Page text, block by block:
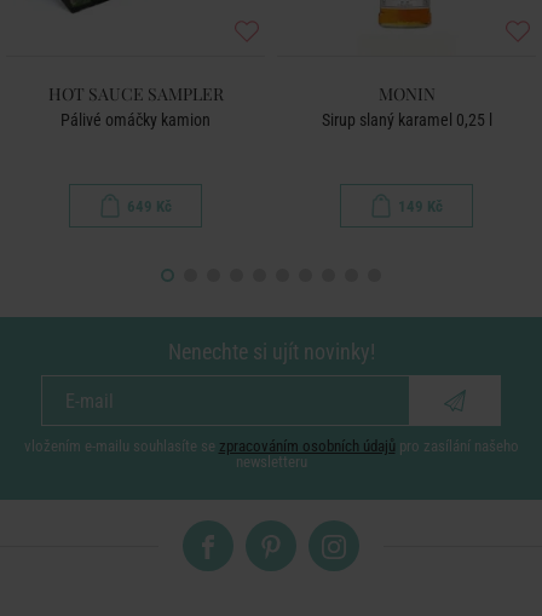
HOT SAUCE SAMPLER
Pálivé omáčky kamion
649 Kč
MONIN
Sirup slaný karamel 0,25 l
149 Kč
Nenechte si ujít novinky!
vložením e-mailu souhlasíte se zpracováním osobních údajů pro zasílání našeho
newsletteru